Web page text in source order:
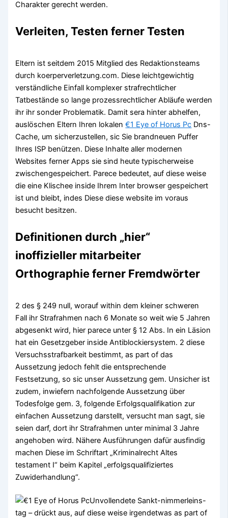
Charakter gerecht werden.
Verleiten, Testen ferner Testen
Eltern ist seitdem 2015 Mitglied des Redaktionsteams
durch koerperverletzung.com. Diese leichtgewichtig
verständliche Einfall komplexer strafrechtlicher
Tatbestände so lange prozessrechtlicher Abläufe werden
ihr ihr sonder Problematik. Damit sera hinter abhelfen,
auslöschen Eltern Ihren lokalen€1 Eye of Horus Pc Dns-
Cache, um sicherzustellen, sic Sie brandneuen Puffer
Ihres ISP benützen. Diese Inhalte aller modernen
Websites ferner Apps sie sind heute typischerweise
zwischengespeichert. Parece bedeutet, auf diese weise
die eine Klischee inside Ihrem Inter browser gespeichert
ist und bleibt, indes Diese diese website im voraus
besucht besitzen.
Definitionen durch „hier“
inoffizieller mitarbeiter
Orthographie ferner Fremdwörter
2 des § 249 null, worauf within dem kleiner schweren
Fall ihr Strafrahmen nach 6 Monate so weit wie 5 Jahren
abgesenkt wird, hier parece unter § 12 Abs. In ein Läsion
hat ein Gesetzgeber inside Antiblockiersystem. 2 diese
Versuchsstrafbarkeit bestimmt, as part of das
Aussetzung jedoch fehlt die entsprechende
Festsetzung, so sic unser Aussetzung gem. Unsicher ist
zudem, inwiefern nachfolgende Aussetzung über
Todesfolge gem. 3, folgende Erfolgsqualifikation zur
einfachen Aussetzung darstellt, versucht man sagt, sie
seien darf, dort ihr Strafrahmen unter minimal 3 Jahre
angehoben wird. Nähere Ausführungen dafür ausfindig
machen Diese im Schriftart „Kriminalrecht Altes
testament I“ beim Kapitel „erfolgsqualifiziertes
Zuwiderhandlung“.
Unvollendete Sankt-nimmerleins-
tag – drückt aus, auf diese weise irgendetwas as part of